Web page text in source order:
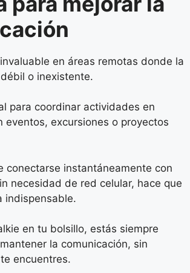
en áreas remotas donde la
o inexistente.
para coordinar actividades en
eventos, excursiones o proyectos
conectarse instantáneamente con
necesidad de red celular, hace que
indispensable.
en tu bolsillo, estás siempre
la comunicación, sin
encuentres.